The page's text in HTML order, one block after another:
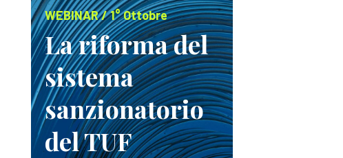
WEBINAR / 1° Ottobre
La riforma del
sistema
sanzionatorio
del TUF